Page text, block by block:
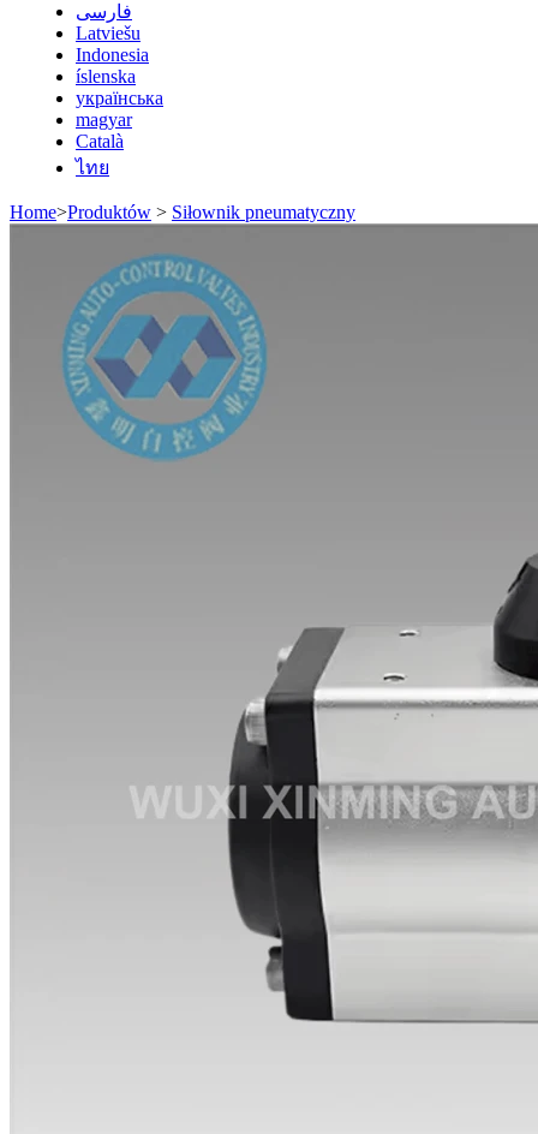
فارسی
Latviešu
Indonesia
íslenska
українська
magyar
Català
ไทย
Home>Produktów > Siłownik pneumatyczny